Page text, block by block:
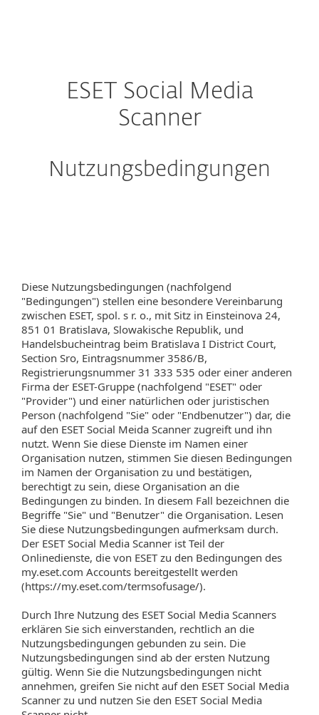
ESET Social Media
Scanner
Nutzungsbedingungen
Diese Nutzungsbedingungen (nachfolgend
"Bedingungen") stellen eine besondere Vereinbarung
zwischen ESET, spol. s r. o., mit Sitz in Einsteinova 24,
851 01 Bratislava, Slowakische Republik, und
Handelsbucheintrag beim Bratislava I District Court,
Section Sro, Eintragsnummer 3586/B,
Registrierungsnummer 31 333 535 oder einer anderen
Firma der ESET-Gruppe (nachfolgend "ESET" oder
"Provider") und einer natürlichen oder juristischen
Person (nachfolgend "Sie" oder "Endbenutzer") dar, die
auf den ESET Social Meida Scanner zugreift und ihn
nutzt. Wenn Sie diese Dienste im Namen einer
Organisation nutzen, stimmen Sie diesen Bedingungen
im Namen der Organisation zu und bestätigen,
berechtigt zu sein, diese Organisation an die
Bedingungen zu binden. In diesem Fall bezeichnen die
Begriffe "Sie" und "Benutzer" die Organisation. Lesen
Sie diese Nutzungsbedingungen aufmerksam durch.
Der ESET Social Media Scanner ist Teil der
Onlinedienste, die von ESET zu den Bedingungen des
my.eset.com Accounts bereitgestellt werden
(https://my.eset.com/termsofusage/).
Durch Ihre Nutzung des ESET Social Media Scanners
erklären Sie sich einverstanden, rechtlich an die
Nutzungsbedingungen gebunden zu sein. Die
Nutzungsbedingungen sind ab der ersten Nutzung
gültig. Wenn Sie die Nutzungsbedingungen nicht
annehmen, greifen Sie nicht auf den ESET Social Media
Scanner zu und nutzen Sie den ESET Social Media